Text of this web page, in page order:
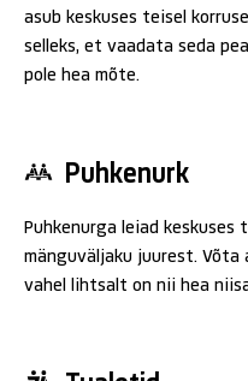
asub keskuses teisel
selleks, et vaadata seda
pole hea mõte.
Puhkenurk
Puhkenurga leiad
mänguväljaku juurest. Võta
vahel lihtsalt on nii hea